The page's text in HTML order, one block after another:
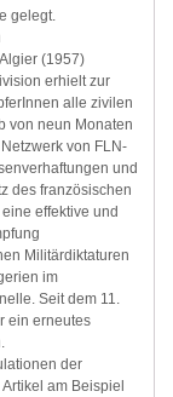
gelegt.
(1957)
erhielt zur
alle zivilen
von neun Monaten
von FLN-
und
des französischen
effektive und
Militärdiktaturen
im
Seit dem 11.
ein erneutes
der
am Beispiel